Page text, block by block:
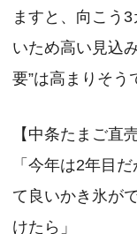
ますと、向こう
いため高い見込
要”は高まりそう
【中条たまご直
「今年は2年目
て良いかき氷が
けたら」